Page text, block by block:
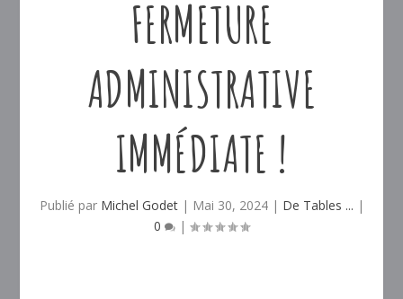
FERMETURE
ADMINISTRATIVE
IMMÉDIATE !
Publié par Michel Godet| Mai 30, 2024| De Tables ... |
0
|